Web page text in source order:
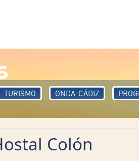
TURISMO ONDA-CÁDIZ
Colón